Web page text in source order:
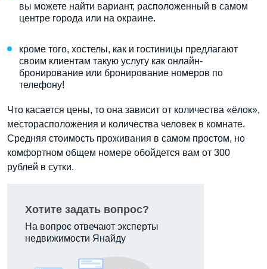
Хотите задать вопрос?
На вопрос отвечают эксперты
недвижимости Янайду
вы можете найти вариант, расположенный в самом
центре города или на окраине.
кроме того, хостелы, как и гостиницы предлагают
своим клиентам такую услугу как онлайн-
бронирование или бронирование номеров по
телефону!
Что касается цены, то она зависит от количества «ёлок»,
месторасположения и количества человек в комнате.
Средняя стоимость проживания в самом простом, но
комфортном общем номере обойдется вам от 300
рублей в сутки.